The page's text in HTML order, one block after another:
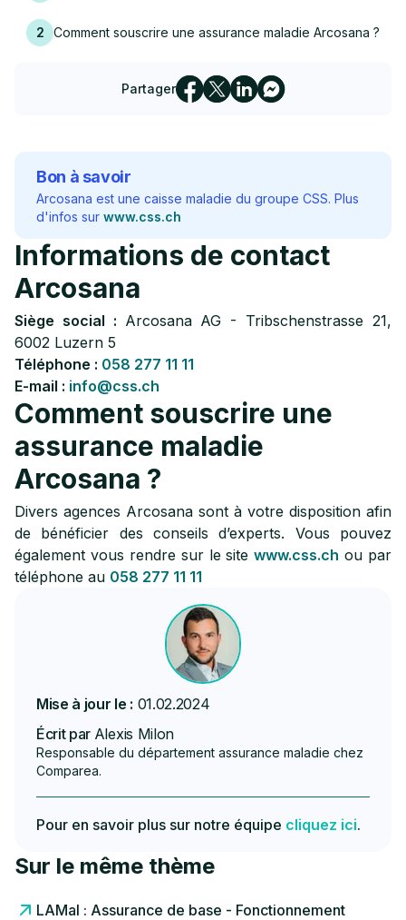
2 Comment souscrire une assurance maladie Arcosana ?
Partager
Bon à savoir
Arcosana est une caisse maladie du groupe CSS. Plus
d'infos sur www.css.ch
Informations de contact
Arcosana
Siège social : Arcosana AG - Tribschenstrasse 21,
6002 Luzern 5
Téléphone : 058 277 11 11
E-mail : info@css.ch
Comment souscrire une
assurance maladie
Arcosana ?
Divers agences Arcosana sont à votre disposition afin
de bénéficier des conseils d’experts. Vous pouvez
également vous rendre sur le sitewww.css.ch ou par
téléphone au 058 277 11 11
Mise à jour le : 01.02.2024
Écrit par Alexis Milon
Responsable du département assurance maladie chez
Comparea.
Pour en savoir plus sur notre équipe cliquez ici.
Sur le même thème
LAMal : Assurance de base - Fonctionnement